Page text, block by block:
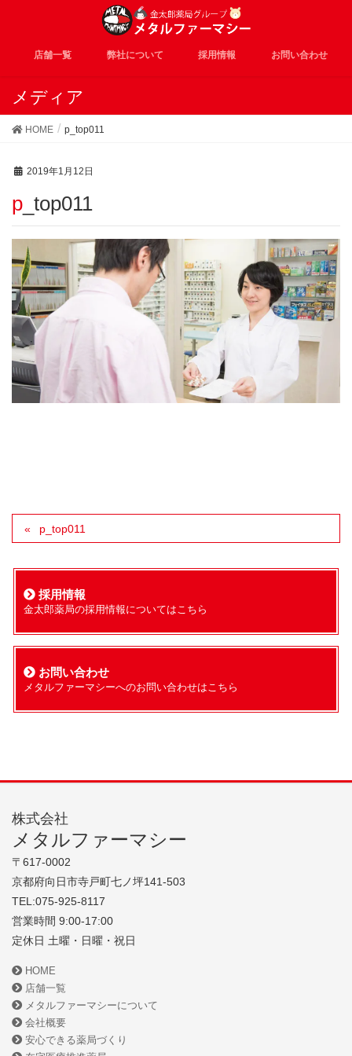
店舗一覧 弊社について 採用情報 お問い合わせ
メディア
HOME p_top011
2019年1月12日
p_top011
p_top011
採用情報
金太郎薬局の採用情報についてはこちら
お問い合わせ
メタルファーマシーへのお問い合わせはこちら
株式会社
メタルファーマシー
〒617-0002
京都府向日市寺戸町七ノ坪141-503
TEL:075-925-8117
営業時間 9:00-17:00
定休日 土曜・日曜・祝日
HOME
店舗一覧
メタルファーマシーについて
会社概要
安心できる薬局づくり